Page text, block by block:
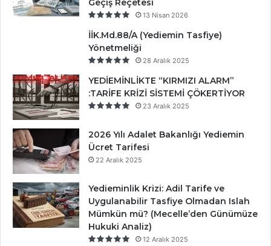
13 Nisan 2026
İİK.Md.88/A (Yediemin Tasfiye)
Yönetmeliği
28 Aralık 2025
YEDİEMİNLİKTE “KIRMIZI ALARM”
:TARİFE KRİZİ SİSTEMİ ÇÖKERTİYOR
23 Aralık 2025
2026 Yılı Adalet Bakanlığı Yediemin
Ücret Tarifesi
22 Aralık 2025
Yedieminlik Krizi: Adil Tarife ve
Uygulanabilir Tasfiye Olmadan Islah
Mümkün mü? (Mecelle’den Günümüze
Hukuki Analiz)
12 Aralık 2025